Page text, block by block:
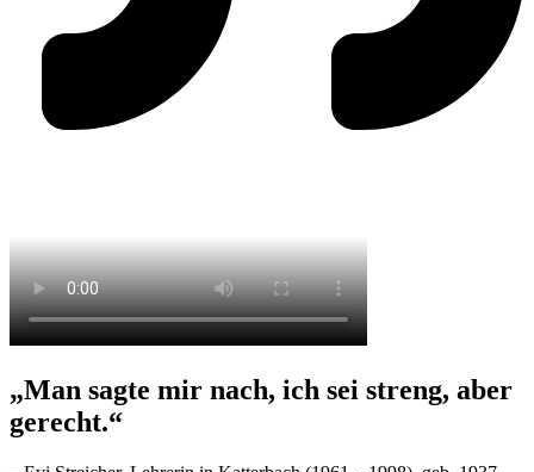
„Man sagte mir nach, ich sei streng, aber
gerecht.“